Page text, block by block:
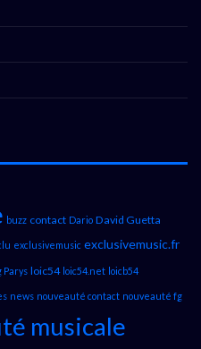
buzz contact Dario David Guetta
exclusivemusic exclusivemusic.fr
Parys loic54 loic54.net loicb54
news nouveauté contact nouveauté fg
musicale